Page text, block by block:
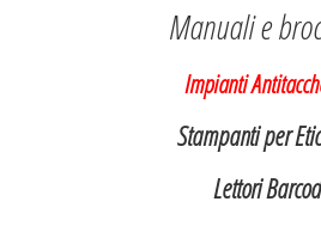
Manuali e
Impianti
Stampanti per
Lettori